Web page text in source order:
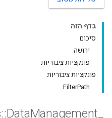
בדף הזה
סיכום
ירושה
פונקציות ציבוריות
פונקציות ציבוריות
FilterPath
::DataManagement